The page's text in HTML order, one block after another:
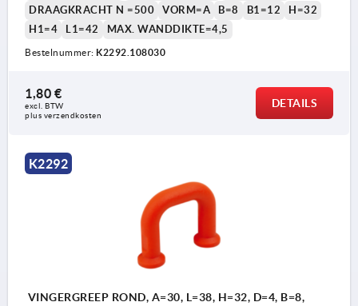
Vorm A: met kraag
DRAAGKRACHT N =500
VORM=A B=8 B1=12
H=32
H1=4
L1=42 MAX. WANDDIKTE=4,5
Bestelnummer: K2292.108030
1,80 €
excl. BTW
plus verzendkosten
DETAILS
K2292
VINGERGREEP ROND, A=30, L=38, H=32, D=4, B=8,